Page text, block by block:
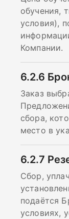
обучения,
условия),
Компании.
6.2.6
Заказ
сбора,
место в
6.2.7
Сбор,
подаётся
условиях,